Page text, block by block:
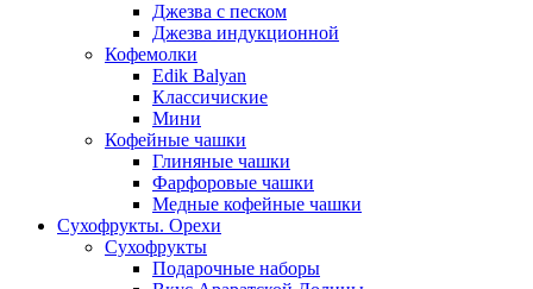
Джезва с песком
Джезва индукционной
Кофемолки
Edik Balyan
Классичиские
Мини
Кофейные чашки
Глиняные чашки
Фарфоровые чашки
Медные кофейные чашки
Сухофрукты. Орехи
Сухофрукты
Подарочные наборы